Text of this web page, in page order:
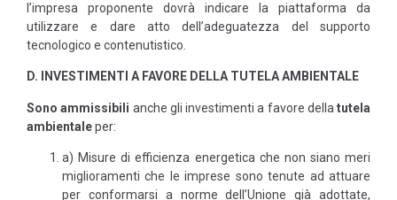
l’impresa proponente dovrà indicare la piattaforma da
utilizzare e dare atto dell’adeguatezza del supporto
tecnologico e contenutistico.
D. INVESTIMENTI A FAVORE DELLA TUTELA AMBIENTALE
Sono ammissibili anche gli investimenti a favore della tutela
ambientaleper:
a) Misure di efficienza energetica che non siano meri
miglioramenti che le imprese sono tenute ad attuare
per conformarsi a norme dell’Unione già adottate,